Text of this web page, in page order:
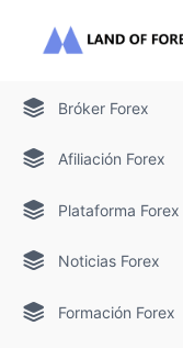
Bróker Forex
Afiliación Forex
Plataforma Forex
Noticias Forex
Formación Forex